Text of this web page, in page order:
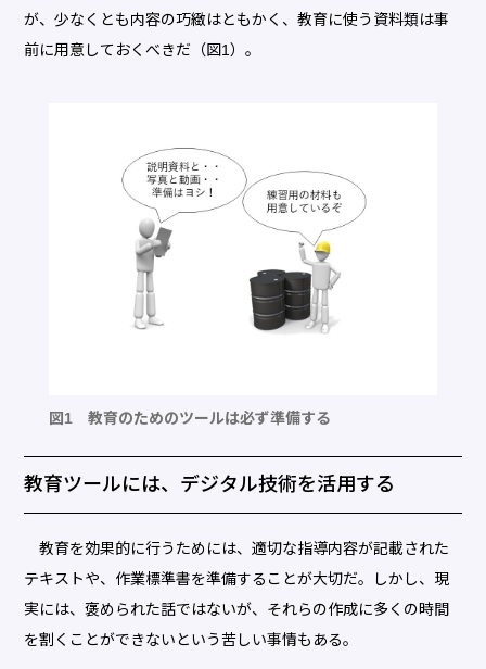
が、少なくとも内容の巧緻はともかく、教育に使う資料類は事
前に用意しておくべきだ（図1）。
図1 教育のためのツールは必ず準備する
教育ツールには、デジタル技術を活用する
教育を効果的に行うためには、適切な指導内容が記載された
テキストや、作業標準書を準備することが大切だ。しかし、現
実には、褒められた話ではないが、それらの作成に多くの時間
を割くことができないという苦しい事情もある。